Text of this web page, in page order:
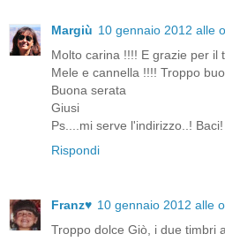
Margiù 10 gennaio 2012 alle
Molto carina !!!! E grazie per il
Mele e cannella !!!! Troppo
Buona serata
Giusi
Ps....mi serve l'indirizzo..! Baci!
Rispondi
Franz♥ 10 gennaio 2012 alle
Troppo dolce Giò, i due timbri